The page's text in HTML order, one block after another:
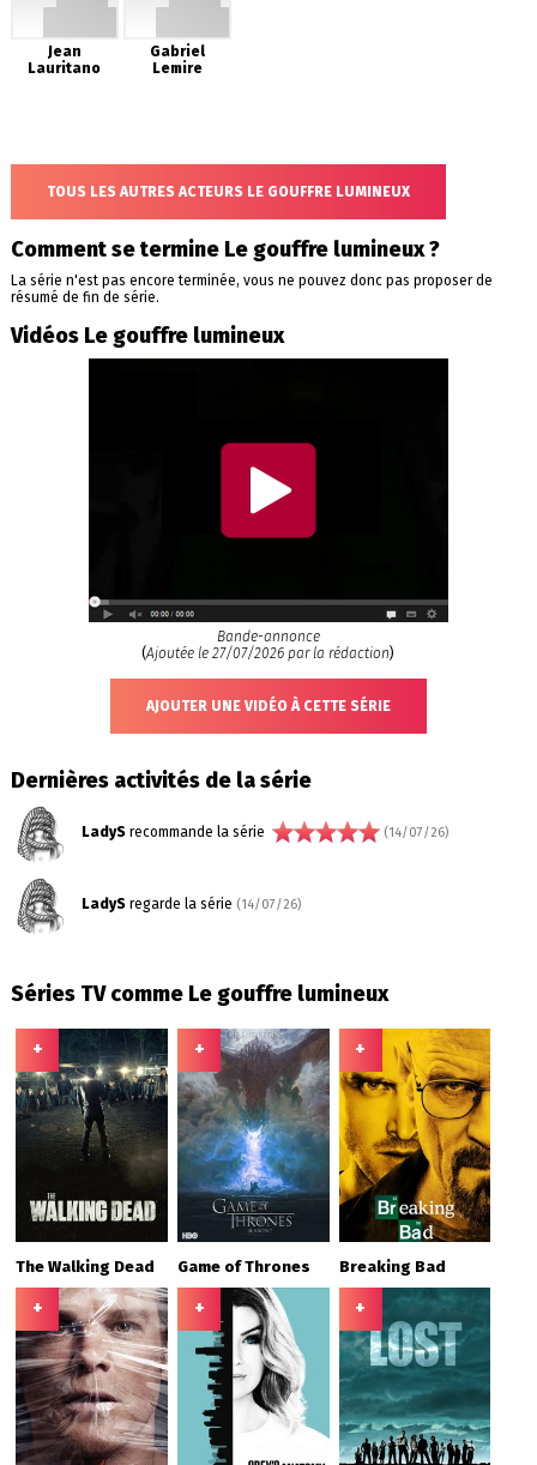
Jean
Lauritano
Gabriel
Lemire
TOUS LES AUTRES ACTEURS LE GOUFFRE LUMINEUX
Comment se termine Le gouffre lumineux ?
La série n'est pas encore terminée, vous ne pouvez donc pas proposer de
résumé de fin de série.
Vidéos Le gouffre lumineux
Bande-annonce
(Ajoutée le 27/07/2026 par la rédaction)
AJOUTER UNE VIDÉO À CETTE SÉRIE
Dernières activités de la série
LadySrecommande la série (14/07/26)
LadySregarde la série (14/07/26)
Séries TV comme Le gouffre lumineux
+
The Walking Dead
+
Game of Thrones
+
Breaking Bad
+ + +